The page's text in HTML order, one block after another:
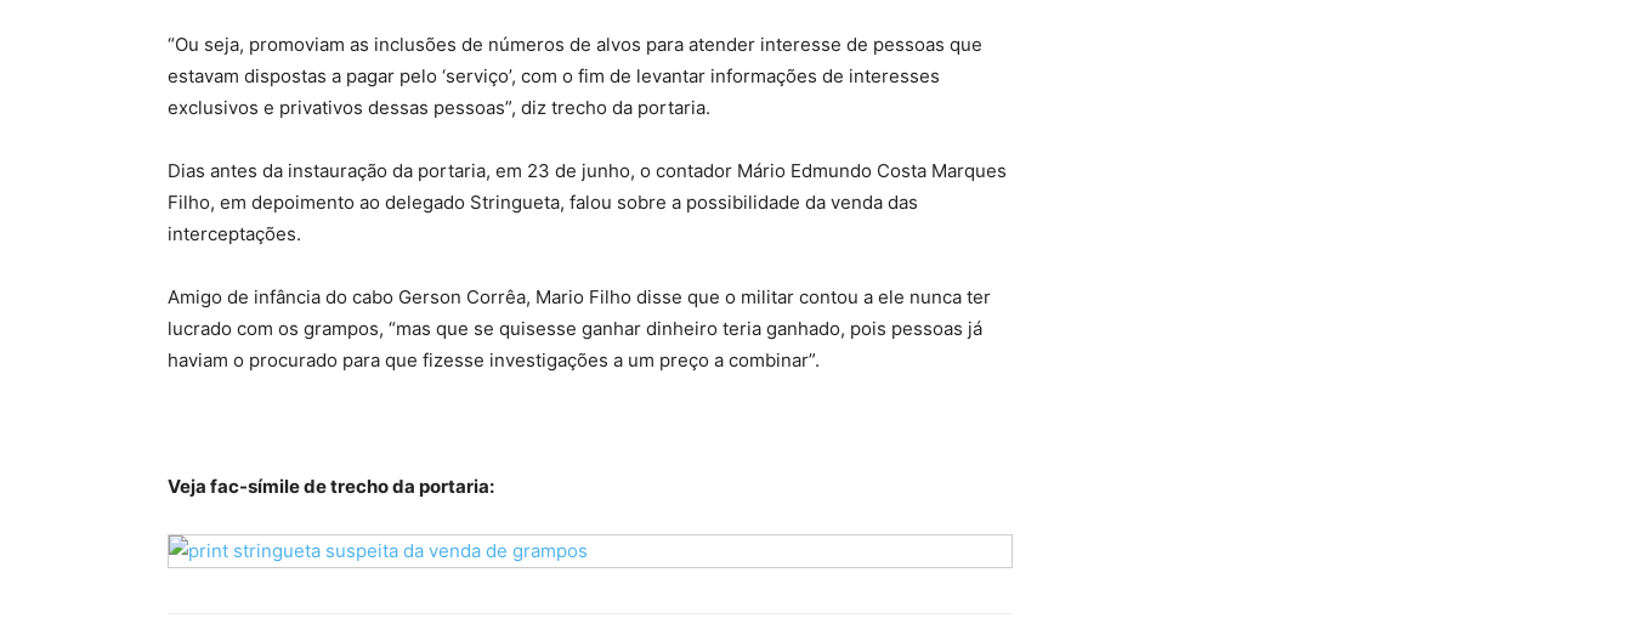
“Ou seja, promoviam as inclusões de números de alvos para atender interesse de pessoas que
estavam dispostas a pagar pelo ‘serviço’, com o fim de levantar informações de interesses
exclusivos e privativos dessas pessoas”, diz trecho da portaria.
Dias antes da instauração da portaria, em 23 de junho, o contador Mário Edmundo Costa Marques
Filho, em depoimento ao delegado Stringueta, falou sobre a possibilidade da venda das
interceptações.
Amigo de infância do cabo Gerson Corrêa, Mario Filho disse que o militar contou a ele nunca ter
lucrado com os grampos, “mas que se quisesse ganhar dinheiro teria ganhado, pois pessoas já
haviam o procurado para que fizesse investigações a um preço a combinar”.
Veja fac-símile de trecho da portaria: